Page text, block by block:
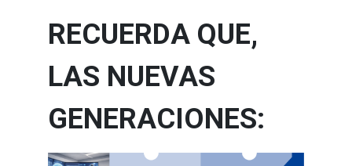
RECUERDA QUE,
LAS NUEVAS
GENERACIONES: